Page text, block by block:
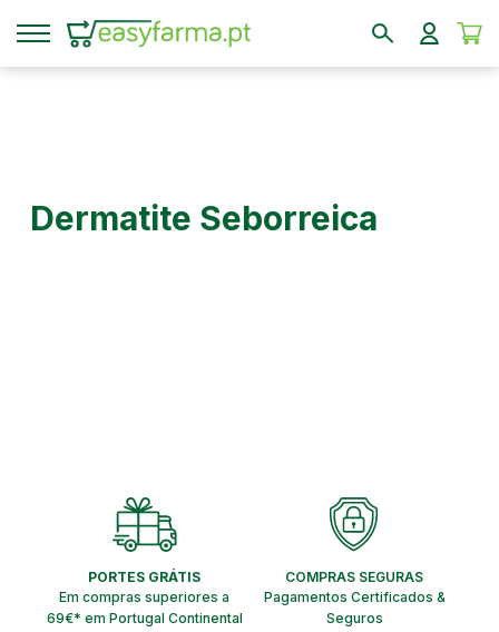
Dermatite Seborreica
PORTES GRÁTIS
Em compras superiores a
69€* em Portugal Continental
COMPRAS SEGURAS
Pagamentos Certificados &
Seguros